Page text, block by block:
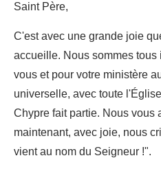
Saint Père,
C'est avec une grande joie
accueille. Nous sommes
vous et pour votre ministère
universelle, avec toute
Chypre fait partie. Nous
maintenant, avec joie, nous
vient au nom du Seigneur !".